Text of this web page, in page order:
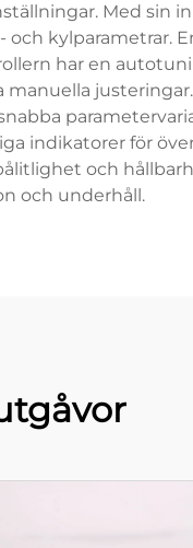
Med sin
kylparametrar.
har en
indikatorer för
och
och underhåll.